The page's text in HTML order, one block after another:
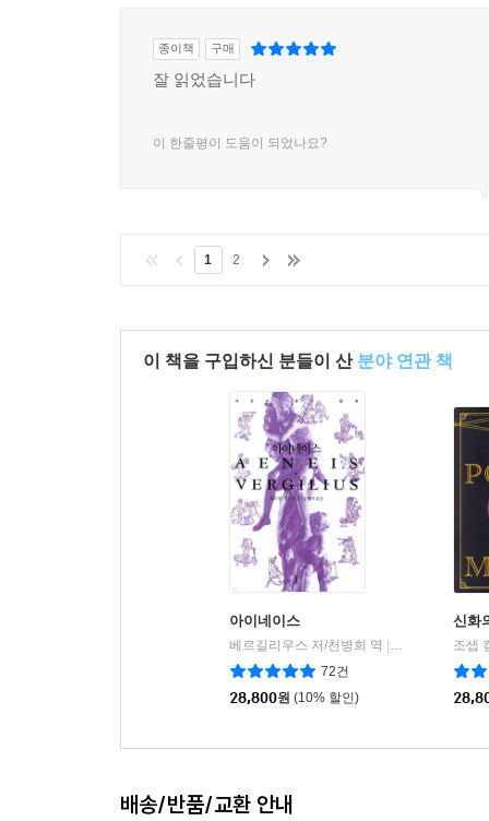
종이책 구매
잘 읽었습니다
이 한줄평이 도움이 되었나요?
1 2
이 책을 구입하신 분들이 산 분야 연관 책
아이네이스
베르길리우스 저/천병희 역
숲
72건
28,800원 (10% 할인)
신화
배송/반품/교환 안내